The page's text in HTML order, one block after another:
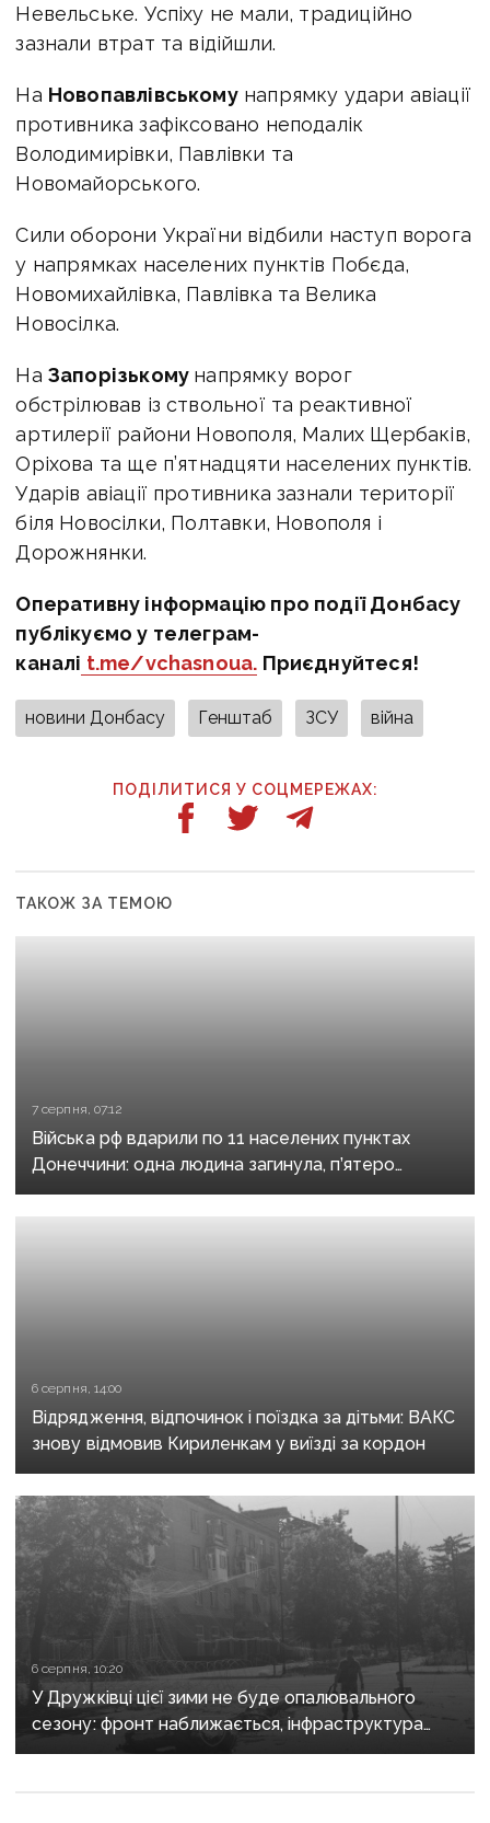
Невельське. Успіху не мали, традиційно
зазнали втрат та відійшли.
На Новопавлівськомунапрямку удари авіації
противника зафіксовано неподалік
Володимирівки, Павлівки та
Новомайорського.
Сили оборони України відбили наступ ворога
у напрямках населених пунктів Побєда,
Новомихайлівка, Павлівка та Велика
Новосілка.
На Запорізькому напрямку ворог
обстрілював із ствольної та реактивної
артилерії райони Новополя, Малих Щербаків,
Оріхова та ще п’ятнадцяти населених пунктів.
Ударів авіації противника зазнали території
біля Новосілки, Полтавки, Новополя і
Дорожнянки.
Оперативну інформацію про події Донбасу
публікуємо у телеграм-
каналі t.me/vchasnoua. Приєднуйтеся!
новини Донбасу Генштаб ЗСУ війна
ПОДІЛИТИСЯ У СОЦМЕРЕЖАХ:
ТАКОЖ ЗА ТЕМОЮ
7 серпня, 07:12
Війська рф вдарили по 11 населених пунктах
Донеччини: одна людина загинула, п’ятеро
поранені
6 серпня, 14:00
Відрядження, відпочинок і поїздка за дітьми: ВАКС
знову відмовив Кириленкам у виїзді за кордон
6 серпня, 10:20
У Дружківці цієї зими не буде опалювального
сезону: фронт наближається, інфраструктура
критично зруйнована